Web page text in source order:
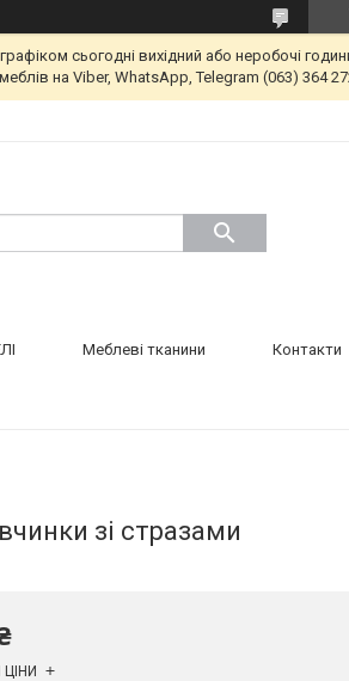
сьогодні вихідний або неробочі
на Viber, WhatsApp, Telegram (063) 364
Меблеві тканини Контакти
зі стразами